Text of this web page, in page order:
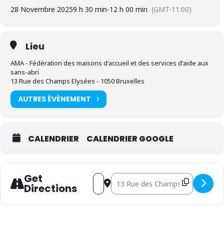
28 Novembre 20259 h 30 min-12 h 00 min (GMT-11:00)
Lieu
AMA - Fédération des maisons d'accueil et des services d'aide aux
sans-abri
13 Rue des Champs Elysées - 1050 Bruxelles
AUTRES ÉVÈNEMENT
CALENDRIER CALENDRIER GOOGLE
Get
Directions
Address - GT Centres de jour bruxellois
Destination Address - GT